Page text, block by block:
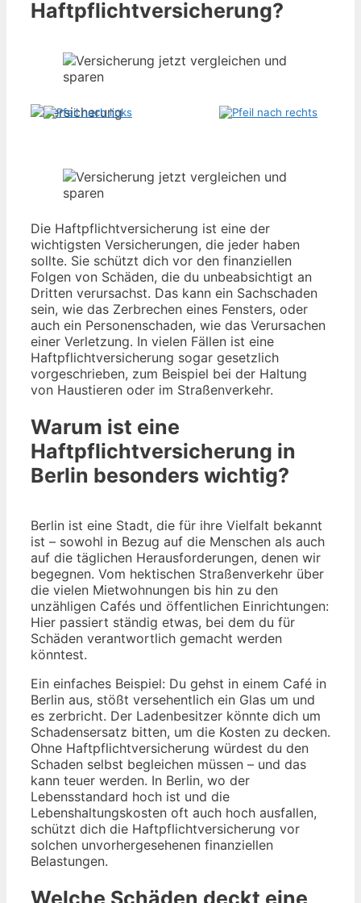
Haftpflichtversicherung?
Die Haftpflichtversicherung ist eine der
wichtigsten Versicherungen, die jeder haben
sollte. Sie schützt dich vor den finanziellen
Folgen von Schäden, die du unbeabsichtigt an
Dritten verursachst. Das kann ein Sachschaden
sein, wie das Zerbrechen eines Fensters, oder
auch ein Personenschaden, wie das Verursachen
einer Verletzung. In vielen Fällen ist eine
Haftpflichtversicherung sogar gesetzlich
vorgeschrieben, zum Beispiel bei der Haltung
von Haustieren oder im Straßenverkehr.
Warum ist eine
Haftpflichtversicherung in
Berlin besonders wichtig?
Berlin ist eine Stadt, die für ihre Vielfalt bekannt
ist – sowohl in Bezug auf die Menschen als auch
auf die täglichen Herausforderungen, denen wir
begegnen. Vom hektischen Straßenverkehr über
die vielen Mietwohnungen bis hin zu den
unzähligen Cafés und öffentlichen Einrichtungen:
Hier passiert ständig etwas, bei dem du für
Schäden verantwortlich gemacht werden
könntest.
Ein einfaches Beispiel: Du gehst in einem Café in
Berlin aus, stößt versehentlich ein Glas um und
es zerbricht. Der Ladenbesitzer könnte dich um
Schadensersatz bitten, um die Kosten zu decken.
Ohne Haftpflichtversicherung würdest du den
Schaden selbst begleichen müssen – und das
kann teuer werden. In Berlin, wo der
Lebensstandard hoch ist und die
Lebenshaltungskosten oft auch hoch ausfallen,
schützt dich die Haftpflichtversicherung vor
solchen unvorhergesehenen finanziellen
Belastungen.